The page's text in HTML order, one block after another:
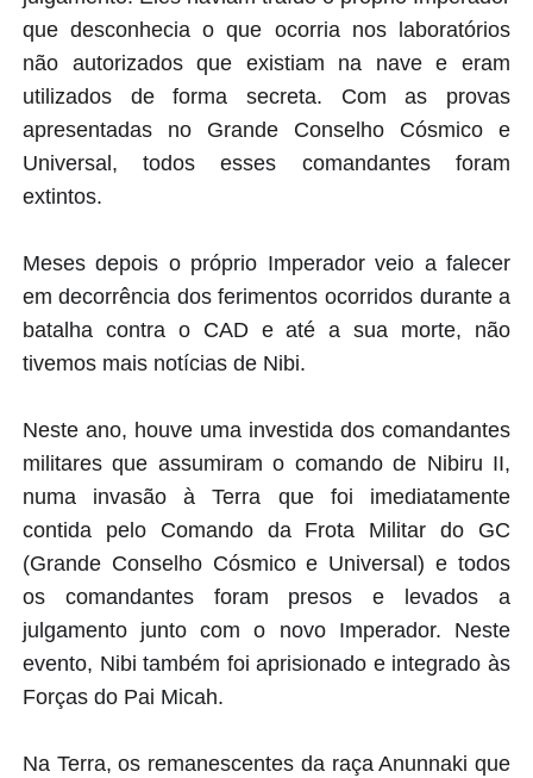
que desconhecia o que ocorria nos laboratórios
não autorizados que existiam na nave e eram
utilizados de forma secreta. Com as provas
apresentadas no Grande Conselho Cósmico e
Universal, todos esses comandantes foram
extintos.
Meses depois o próprio Imperador veio a falecer
em decorrência dos ferimentos ocorridos durante a
batalha contra o CAD e até a sua morte, não
tivemos mais notícias de Nibi.
Neste ano, houve uma investida dos comandantes
militares que assumiram o comando de Nibiru II,
numa invasão à Terra que foi imediatamente
contida pelo Comando da Frota Militar do GC
(Grande Conselho Cósmico e Universal) e todos
os comandantes foram presos e levados a
julgamento junto com o novo Imperador. Neste
evento, Nibi também foi aprisionado e integrado às
Forças do Pai Micah.
Na Terra, os remanescentes da raça Anunnaki que